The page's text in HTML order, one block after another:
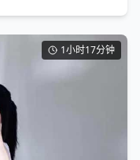
1小时17分钟